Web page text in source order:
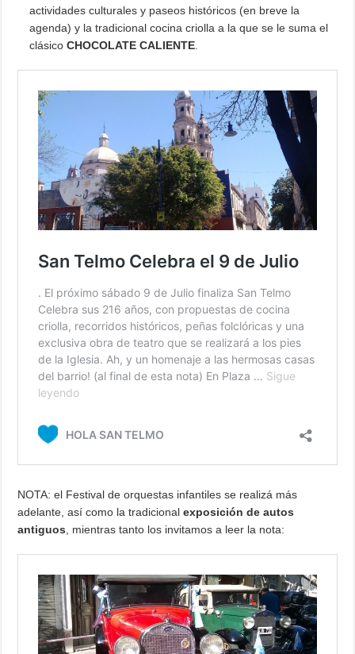
actividades culturales y paseos históricos (en breve la
agenda) y la tradicional cocina criolla a la que se le suma el
clásicoCHOCOLATE CALIENTE
NOTA: el Festival de orquestas infantiles se realizá más
adelante, así como la tradicional exposición de autos
antiguos , mientras tanto los invitamos a leer la nota: